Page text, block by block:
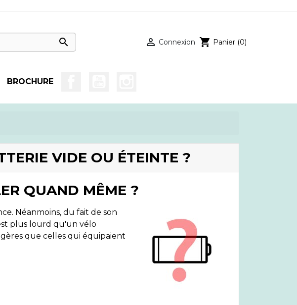
  Connexion shopping_cart Panier (0)
BROCHURE
VIDE OU ÉTEINTE ?
QUAND MÊME ?
Néanmoins, du fait de son
plus lourd qu'un vélo
que celles qui équipaient